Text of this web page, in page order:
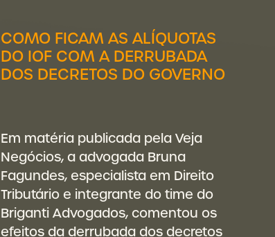
COMO FICAM AS ALÍQUOTAS
DO IOF COM A DERRUBADA
DOS DECRETOS DO GOVERNO
Em matéria publicada pela Veja
Negócios, a advogada Bruna
Fagundes, especialista em Direito
Tributário e integrante do time do
Briganti Advogados, comentou os
efeitos da derrubada dos decretos